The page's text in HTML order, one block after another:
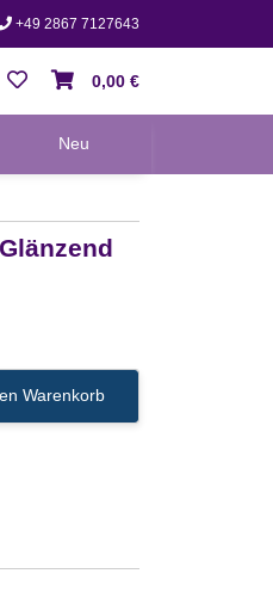
+49 2867 7127643
0,00 €
Neu
Warenkorb